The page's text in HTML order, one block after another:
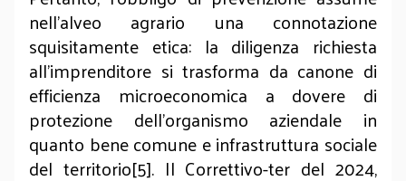
nell'alveo agrario una connotazione
squisitamente etica: la diligenza richiesta
all'imprenditore si trasforma da canone di
efficienza microeconomica a dovere di
protezione dell'organismo aziendale in
quanto bene comune e infrastruttura sociale
del territorio[5]. Il Correttivo-ter del 2024,